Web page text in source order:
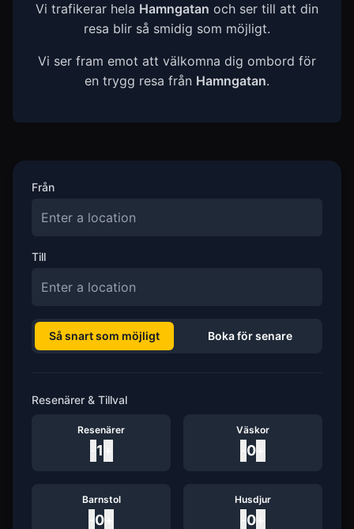
Vi trafikerar hela Hamngatan och ser till att din
resa blir så smidig som möjligt.
Vi ser fram emot att välkomna dig ombord för
en trygg resa från Hamngatan.
Från
Till
Så snart som möjligt Boka för senare
Resenärer & Tillval
Resenärer
1
Väskor
0
Barnstol
0
Husdjur
0